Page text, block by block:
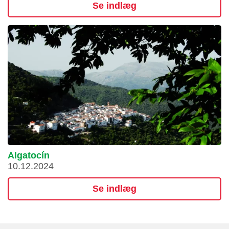
Se indlæg
Algatocín
10.12.2024
Se indlæg